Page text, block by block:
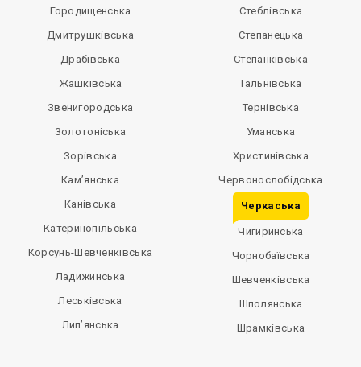
Городищенська
Дмитрушківська
Драбівська
Жашківська
Звенигородська
Золотоніська
Зорівська
Кам’янська
Канівська
Катеринопільська
Корсунь-Шевченківська
Ладижинська
Леськівська
Лип’янська
Стеблівська
Степанецька
Степанківська
Тальнівська
Тернівська
Уманська
Христинівська
Червонослобідська
Черкаська
Чигиринська
Чорнобаївська
Шевченківська
Шполянська
Шрамківська